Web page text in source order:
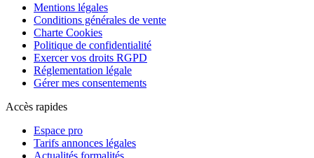
Mentions légales
Conditions générales de vente
Charte Cookies
Politique de confidentialité
Exercer vos droits RGPD
Réglementation légale
Gérer mes consentements
Accès rapides
Espace pro
Tarifs annonces légales
Actualités formalités